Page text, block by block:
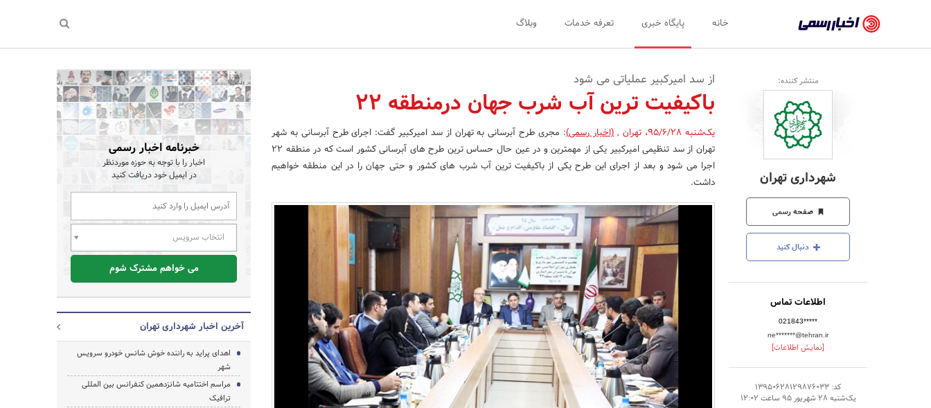
رسمی
-
اخبار
تایید
شده
شرکت‌ها،
سازمان‌ها
و
روابط
عمومی‌ها
خانه پایگاه خبری تعرفه خدمات وبلاگ
منتشر کننده:
شهرداری تهران
صفحه رسمی
دنبال کنید
اطلاعات تماس
021843*****
ne*******@tehran.ir
[نمایش اطلاعات]
کد: 13950628129876033
یک‌شنبه 28 شهریور 95 ساعت 12:02
از سد امیرکبیر عملیاتی می شود
باکیفیت ترین آب شرب جهان درمنطقه 22
یک‌شنبه 95/6/28 ، تهران ,(اخبار رسمی): مجری طرح آبرسانی به تهران از سد امیرکبیر گفت: اجرای طرح آبرسانی به شهر
تهران از سد تنظیمی امیرکبیر یکی از مهمترین و در عین حال حساس ترین طرح های آبرسانی کشور است که در منطقه 22
اجرا می شود و بعد از اجرای این طرح یکی از باکیفیت ترین آب شرب های کشور و حتی جهان را در این منطقه خواهیم
داشت.
خبرنامه اخبار رسمی
اخبار را با توجه به حوزه موردنظر
در ایمیل خود دریافت کنید
انتخاب سرویس
می خواهم مشترک شوم
آخرین اخبار شهرداری تهران
اهدای پراید به راننده خوش شانس خودرو سرویس
شهر
مراسم اختتامیه شانزدهمین کنفرانس بین المللی
ترافیک